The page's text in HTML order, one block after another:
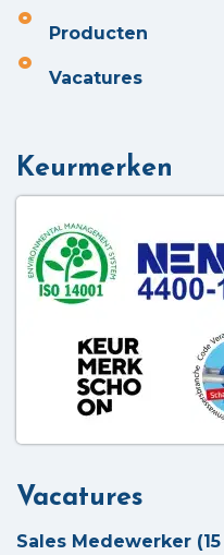
Producten
Vacatures
Keurmerken
Vacatures
Sales Medewerker